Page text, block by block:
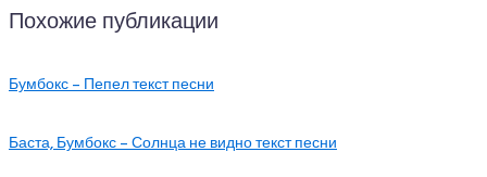
Похожие публикации
Бумбокс – Пепел текст песни
Баста, Бумбокс – Солнца не видно текст песни